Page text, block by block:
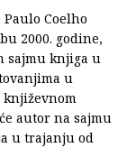
Coelho
2000. godine,
sajmu knjiga u
u
književnom
autor na sajmu
u trajanju od